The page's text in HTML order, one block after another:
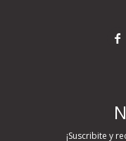

¡Suscribite y